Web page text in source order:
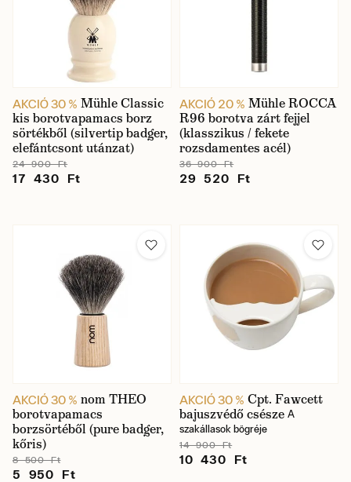
AKCIÓ 30 % Mühle Classic
kis borotvapamacs borz
sörtékből (silvertip badger,
elefántcsont utánzat)
24 900 Ft
17 430 Ft
AKCIÓ 20 % Mühle ROCCA
R96 borotva zárt fejjel
(klasszikus / fekete
rozsdamentes acél)
36 900 Ft
29 520 Ft
AKCIÓ 30 % nom THEO
borotvapamacs
borzsörtéből (pure badger,
kőris)
8 500 Ft
5 950 Ft
AKCIÓ 30 % Cpt. Fawcett
bajuszvédő csésze A
szakállasok bögréje
14 900 Ft
10 430 Ft